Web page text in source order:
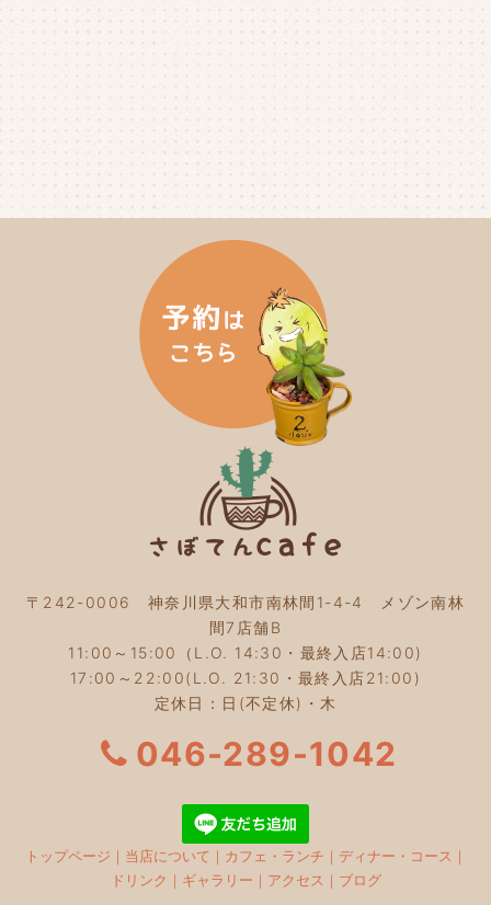
2025年1月
2024年8月
(4)
2024年4月
(4)
(5)
2024年2月(5)
2024年1月(3)
2023年12月(4)
2023年11月(4)
2023年10月(5)
2023年9月(2)
2023年8月
2023年7月(4)
2023年6月(5)
2023年5月 (2)
2023年4月 (2)
2023年2月(4)
2023年1月(3)
2022年12月(4)
2022年11月(4)
2022年10月 (4)
2022年8月(3)
2022年6月(3)
2022年5月(3)
2022年4月(5)
2022年3月 (3)
〒242-0006 神奈川県大和市南林間1-4-4 メゾン南林
間7店舗B
11:00～15:00（L.O. 14:30・最終入店14:00)
17:00～22:00(L.O. 21:30・最終入店21:00)
定休日：日(不定休)・木
046-289-1042
トップページ ｜ 当店について ｜ カフェ・ランチ ｜ ディナー・コース ｜
ドリンク ｜ ギャラリー ｜ アクセス ｜ ブログ